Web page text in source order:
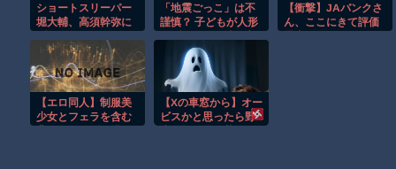
【動画】これはお見事。中国重慶市で珍しい事故が撮影される。
【動画】ロシア軍のドローンをネット発射装置で撃墜するウクラ
【動画】逃げる判断はやっ！埼玉でスマホ運転のプリウスに当て
渡邊渚さん「私がPTSDと診断された当時、世間はまだPTSDと
ショートスリーパー
堀大輔、高須幹弥に
「地震ごっこ」は不
謹慎？ 子どもが人形
理に専門家「止めさ
せないで」 震災時の
心のケアと親が知る
べき対応策
【衝撃】JAバンクさ
ん、ここにきて評価
【エロ同人】制服美
少女とフェラを含む
【Xの車窓から】オー
ビスかと思ったら野